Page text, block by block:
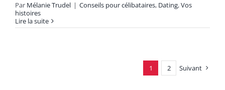
Par Mélanie Trudel | Conseils pour célibataires, Dating,Vos
histoires
Lire la suite
1 2 Suivant